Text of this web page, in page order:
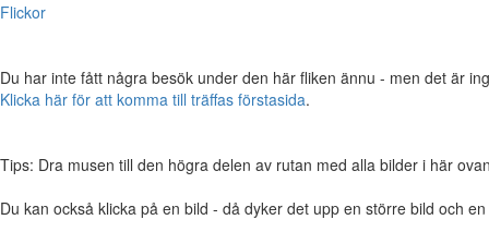
Flickor
Du har inte fått några besök under den här fliken ännu - men det är
Klicka här för att komma till träffas förstasida.
Tips: Dra musen till den högra delen av rutan med alla bilder i här
Du kan också klicka på en bild - då dyker det upp en större bild och